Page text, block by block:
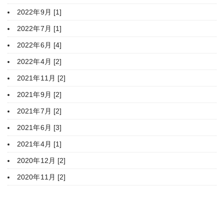
2022年9月 [1]
2022年7月 [1]
2022年6月 [4]
2022年4月 [2]
2021年11月 [2]
2021年9月 [2]
2021年7月 [2]
2021年6月 [3]
2021年4月 [1]
2020年12月 [2]
2020年11月 [2]